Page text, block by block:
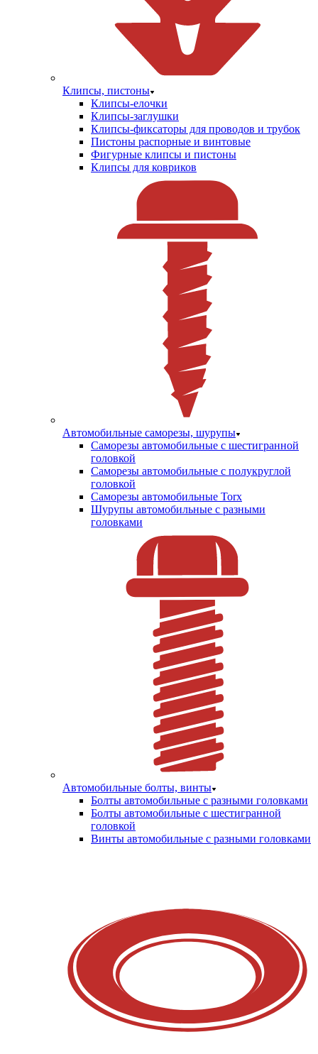
Клипсы, пистоны
Клипсы-елочки
Клипсы-заглушки
Клипсы-фиксаторы для проводов и трубок
Пистоны распорные и винтовые
Фигурные клипсы и пистоны
Клипсы для ковриков
Автомобильные саморезы, шурупы
Саморезы автомобильные с шестигранной
головкой
Саморезы автомобильные с полукруглой
головкой
Саморезы автомобильные Torx
Шурупы автомобильные с разными
головками
Автомобильные болты, винты
Болты автомобильные с разными головками
Болты автомобильные с шестигранной
головкой
Винты автомобильные с разными головками